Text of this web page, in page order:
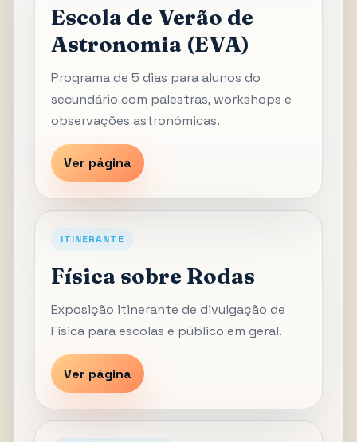
Escola de Verão de
Astronomia (EVA)
Programa de 5 dias para alunos do
secundário com palestras, workshops e
observações astronómicas.
Ver página
ITINERANTE
Física sobre Rodas
Exposição itinerante de divulgação de
Física para escolas e público em geral.
Ver página